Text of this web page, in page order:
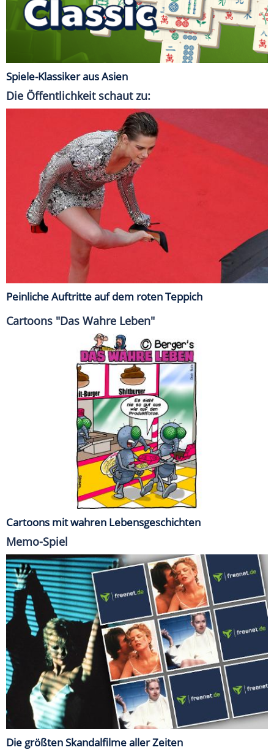
Spiele-Klassiker aus Asien
Die Öffentlichkeit schaut zu:
Peinliche Auftritte auf dem roten Teppich
Cartoons "Das Wahre Leben"
Cartoons mit wahren Lebensgeschichten
Memo-Spiel
Die größten Skandalfilme aller Zeiten